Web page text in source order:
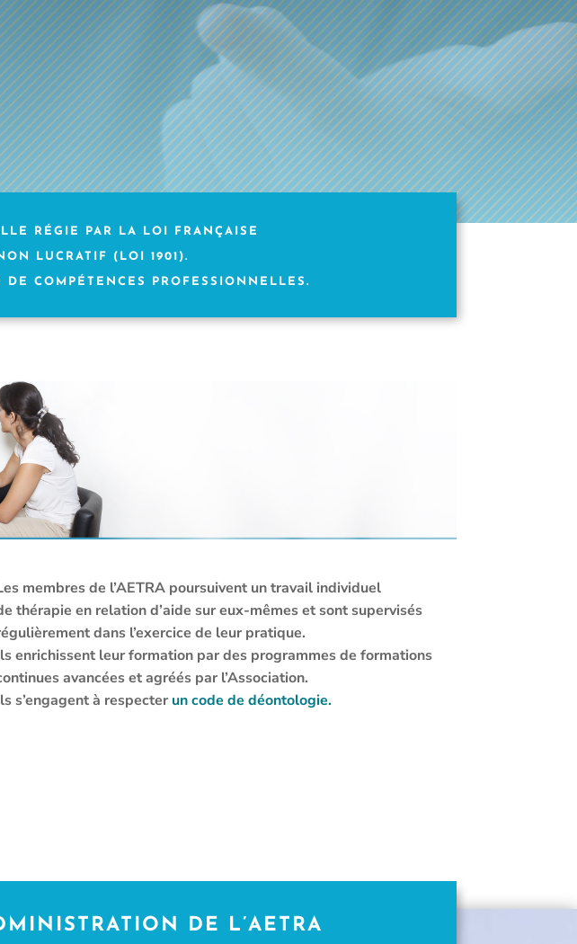
RÉGIE PAR LA LOI FRANÇAISE
LUCRATIF (LOI 1901).
COMPÉTENCES PROFESSIONNELLES.
membres de l’AETRA poursuivent un travail individuel
thérapie en relation d’aide sur eux-mêmes et sont supervisés
dans l’exercice de leur pratique.
enrichissent leur formation par des programmes de formations
avancées et agréés par l’Association.
s’engagent à respecter un code de déontologie.
DE L’AETRA